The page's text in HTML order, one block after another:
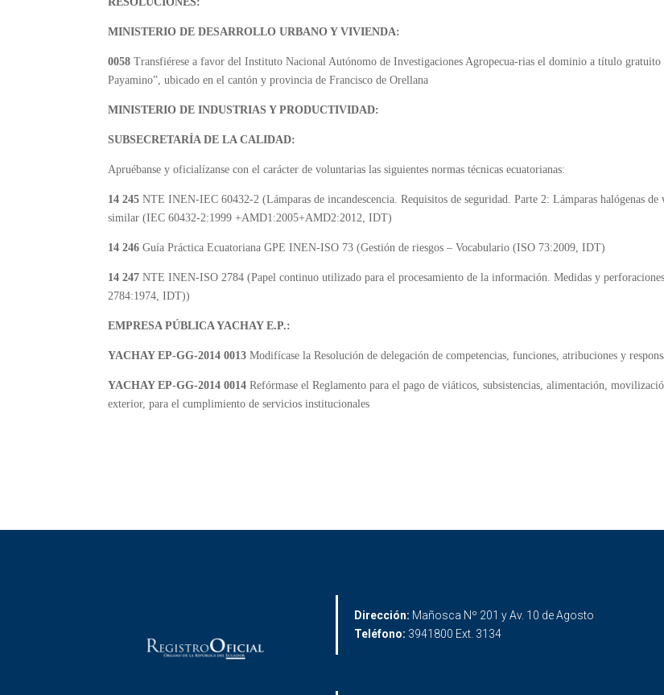
MINISTERIO DE DESARROLLO URBANO Y VIVIENDA:
0058 Transfiérese a favor del Instituto Nacional Autónomo de Investigaciones Agropecua-rias el dominio a título
Payamino”, ubicado en el cantón y provincia de Francisco de Orellana
MINISTERIO DE INDUSTRIAS Y PRODUCTIVIDAD:
SUBSECRETARÍA DE LA CALIDAD:
Apruébanse y oficialízanse con el carácter de voluntarias las siguientes normas técnicas ecuatorianas:
14 245 NTE INEN-IEC 60432-2 (Lámparas de incandescencia. Requisitos de seguridad. Parte 2: Lámparas halógenas
similar (IEC 60432-2:1999 +AMD1:2005+AMD2:2012, IDT)
14 246Guía Práctica Ecuatoriana GPE INEN-ISO 73 (Gestión de riesgos – Vocabulario (ISO 73:2009, IDT)
14 247 NTE INEN-ISO 2784 (Papel continuo utilizado para el procesamiento de la información. Medidas y
2784:1974, IDT))
EMPRESA PÚBLICA YACHAY E.P.:
YACHAY EP-GG-2014 0013Modifícase la Resolución de delegación de competencias, funciones, atribuciones y
YACHAY EP-GG-2014 0014Refórmase el Reglamento para el pago de viáticos, subsistencias, alimentación,
exterior, para el cumplimiento de servicios institucionales
Dirección: Mañosca Nº 201 y Av. 10 de Agosto
Teléfono: 3941800 Ext. 3134